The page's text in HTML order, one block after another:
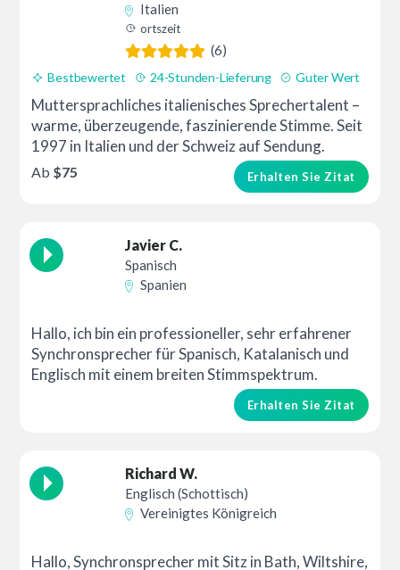
Italien
ortszeit
(6)
Bestbewertet 24-Stunden-Lieferung Guter Wert
Muttersprachliches italienisches Sprechertalent –
warme, überzeugende, faszinierende Stimme. Seit
1997 in Italien und der Schweiz auf Sendung.
Erhalten Sie Zitat
Ab $75
Javier C.
Spanisch
Spanien
Hallo, ich bin ein professioneller, sehr erfahrener
Synchronsprecher für Spanisch, Katalanisch und
Englisch mit einem breiten Stimmspektrum.
Erhalten Sie Zitat
Richard W.
Englisch (Schottisch)
Vereinigtes Königreich
Hallo, Synchronsprecher mit Sitz in Bath, Wiltshire,